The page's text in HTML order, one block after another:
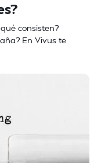
consisten?
En Vivus te